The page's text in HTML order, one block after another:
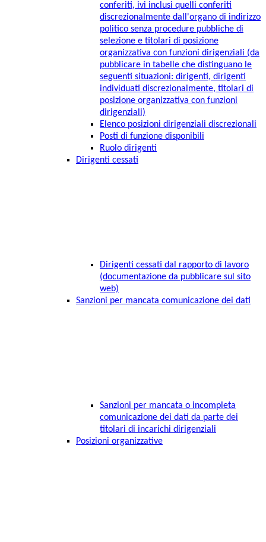
conferiti, ivi inclusi quelli conferiti
discrezionalmente dall'organo di indirizzo
politico senza procedure pubbliche di
selezione e titolari di posizione
organizzativa con funzioni dirigenziali (da
pubblicare in tabelle che distinguano le
seguenti situazioni: dirigenti, dirigenti
individuati discrezionalmente, titolari di
posizione organizzativa con funzioni
dirigenziali)
Elenco posizioni dirigenziali discrezionali
Posti di funzione disponibili
Ruolo dirigenti
Dirigenti cessati
Dirigenti cessati dal rapporto di lavoro
(documentazione da pubblicare sul sito
web)
Sanzioni per mancata comunicazione dei dati
Sanzioni per mancata o incompleta
comunicazione dei dati da parte dei
titolari di incarichi dirigenziali
Posizioni organizzative